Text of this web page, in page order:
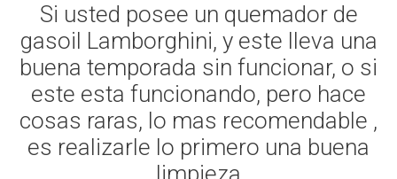
Si usted posee un quemador de
gasoil Lamborghini, y este lleva una
buena temporada sin funcionar, o si
este esta funcionando, pero hace
cosas raras, lo mas recomendable ,
es realizarle lo primero una buena